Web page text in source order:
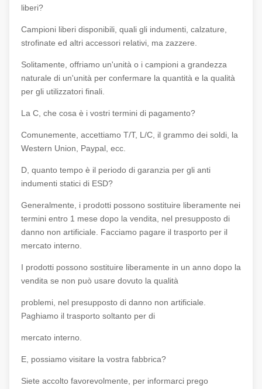
liberi?
Campioni liberi disponibili, quali gli indumenti, calzature,
strofinate ed altri accessori relativi, ma zazzere.
Solitamente, offriamo un'unità o i campioni a grandezza
naturale di un'unità per confermare la quantità e la qualità
per gli utilizzatori finali.
La C, che cosa è i vostri termini di pagamento?
Comunemente, accettiamo T/T, L/C, il grammo dei soldi, la
Western Union, Paypal, ecc.
D, quanto tempo è il periodo di garanzia per gli anti
indumenti statici di ESD?
Generalmente, i prodotti possono sostituire liberamente nei
termini entro 1 mese dopo la vendita, nel presupposto di
danno non artificiale. Facciamo pagare il trasporto per il
mercato interno.
I prodotti possono sostituire liberamente in un anno dopo la
vendita se non può usare dovuto la qualità
problemi, nel presupposto di danno non artificiale.
Paghiamo il trasporto soltanto per di
mercato interno.
E, possiamo visitare la vostra fabbrica?
Siete accolto favorevolmente, per informarci prego